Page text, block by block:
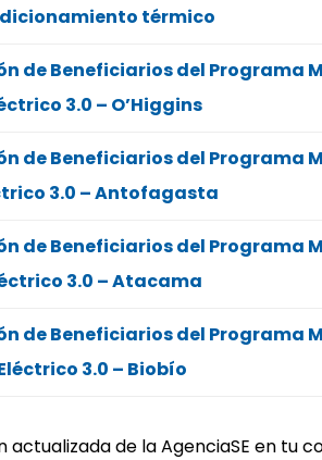
térmico
de Beneficiarios del Programa
3.0 – O’Higgins
de Beneficiarios del Programa
3.0 – Antofagasta
de Beneficiarios del Programa
3.0 – Atacama
de Beneficiarios del Programa
3.0 – Biobío
actualizada de la AgenciaSE en tu